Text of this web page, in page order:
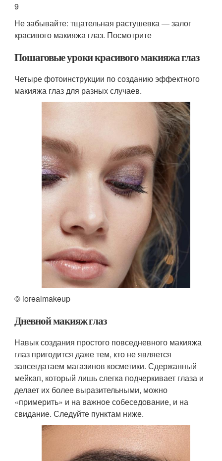
9
Не забывайте: тщательная растушевка — залог
красивого макияжа глаз. Посмотрите
Пошаговые уроки красивого макияжа глаз
Четыре фотоинструкции по созданию эффектного
макияжа глаз для разных случаев.
© lorealmakeup
Дневной макияж глаз
Навык создания простого повседневного макияжа
глаз пригодится даже тем, кто не является
завсегдатаем магазинов косметики. Сдержанный
мейкап, который лишь слегка подчеркивает глаза и
делает их более выразительными, можно
«примерить» и на важное собеседование, и на
свидание. Следуйте пунктам ниже.